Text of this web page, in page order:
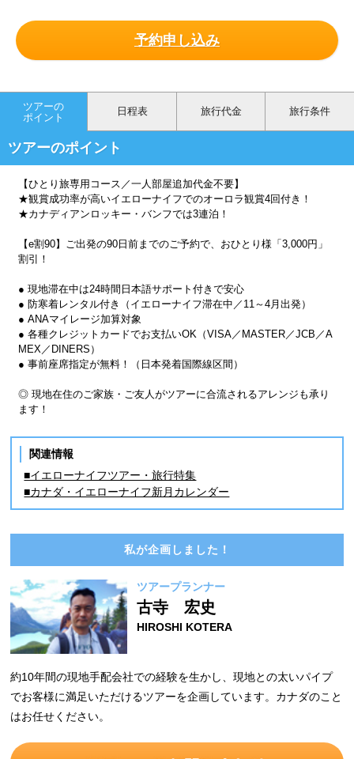
予約申し込み
ツアーの
ポイント
日程表 旅行代金 旅行条件
ツアーのポイント
【ひとり旅専用コース／一人部屋追加代金不要】
★観賞成功率が高いイエローナイフでのオーロラ観賞4回付き！
★カナディアンロッキー・バンフでは3連泊！
【e割90】ご出発の90日前までのご予約で、おひとり様「3,000円」
割引！
● 現地滞在中は24時間日本語サポート付きで安心
● 防寒着レンタル付き（イエローナイフ滞在中／11～4月出発）
● ANAマイレージ加算対象
● 各種クレジットカードでお支払いOK（VISA／MASTER／JCB／A
MEX／DINERS）
● 事前座席指定が無料！（日本発着国際線区間）
◎ 現地在住のご家族・ご友人がツアーに合流されるアレンジも承り
ます！
関連情報
■イエローナイフツアー・旅行特集
■カナダ・イエローナイフ新月カレンダー
私が企画しました！
ツアープランナー
古寺 宏史
HIROSHI KOTERA
約10年間の現地手配会社での経験を生かし、現地との太いパイプ
でお客様に満足いただけるツアーを企画しています。カナダのこと
はお任せください。